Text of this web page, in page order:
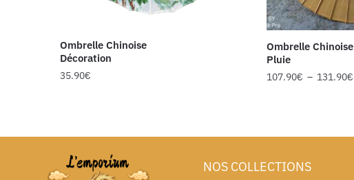
Ombrelle Chinoise
Décoration
35.90€
Ombrelle Chinoise
Pluie
107.90€ – 131.90€
NOS COLLECTIONS